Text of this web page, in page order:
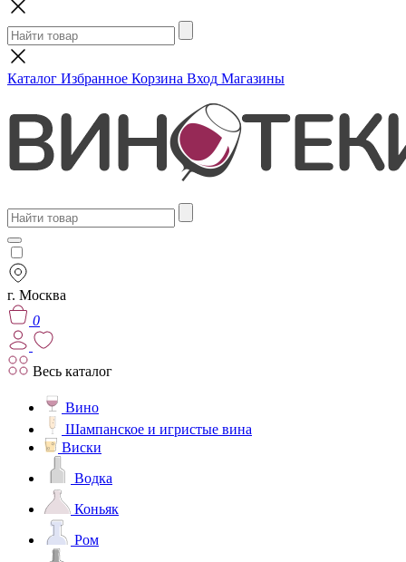
Каталог Избранное Корзина Вход Магазины
г. Москва
0
Весь каталог
Вино
Шампанское и игристые вина
Виски
Водка
Коньяк
Ром